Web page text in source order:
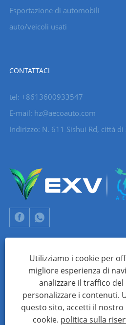
Esportazione di automobili
auto/veicoli usati
CONTATTACI
tel: +8613600933547
E-mail: hz@aecoauto.com
Indirizzo: N. 611 Sishui Rd, città di
Copyright © 2024 Xiamen Aecoauto
riservati.
SUPPORTO TECNICO DEL SITO WEB:RETE
15559188336
Utilizziamo i cookie per
migliore esperienza di
analizzare il traffico del
personalizzare i contenuti.
questo sito, accetti il ​​nostro
cookie. politica sulla